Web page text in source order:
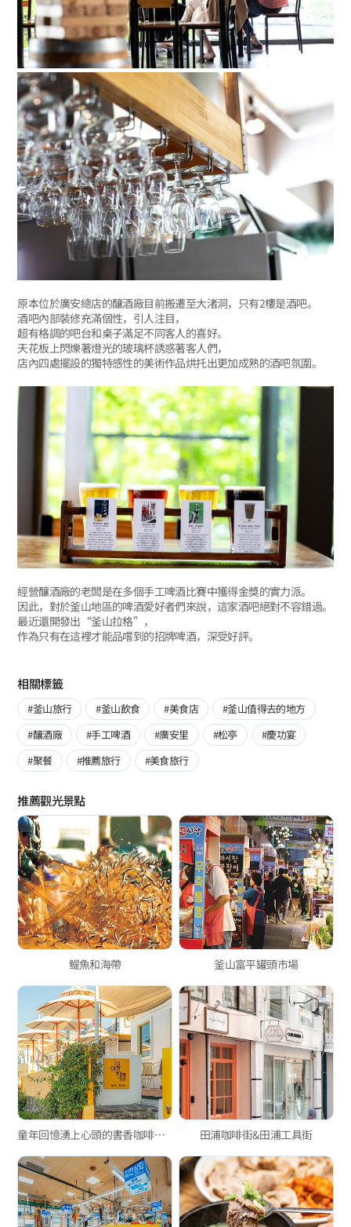
原本位於廣安總店的釀酒廠目前搬遷至大渚洞，只有2樓是酒吧。
酒吧內部裝修充滿個性，引人注目，
超有格調的吧台和桌子滿足不同客人的喜好。
天花板上閃爍著燈光的玻璃杯誘惑著客人們，
店內四處擺設的獨特感性的美術作品烘托出更加成熟的酒吧氛圍。
經營釀酒廠的老闆是在多個手工啤酒比賽中獲得金獎的實力派。
因此，對於釜山地區的啤酒愛好者們來說，這家酒吧絕對不容錯過。
最近還開發出“釜山拉格”，
作為只有在這裡才能品嚐到的招牌啤酒，深受好評。
相關標籤
#釜山旅行 #釜山飲食 #美食店
#釜山值得去的地方
#釀酒廠
#手工啤酒 #廣安里 #松亭
#慶功宴
#聚餐
#推薦旅行 #美食旅行
推薦觀光景點
鳀魚和海帶 釜山富平罐頭市場
童年回憶湧上心頭的書香咖啡廳，白淺灘文化村的「淺灘書櫃」 田浦咖啡街&田浦工具街